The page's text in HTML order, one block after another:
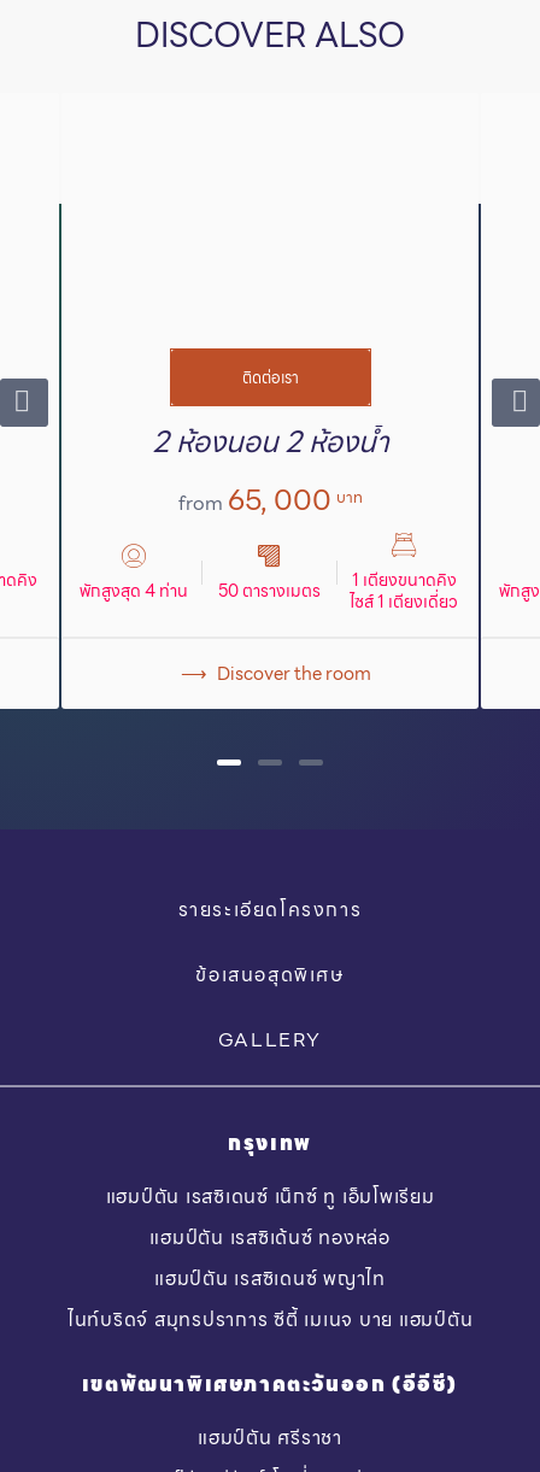
DISCOVER ALSO
ดคิง
ติดต่อเรา
2 ห้องนอน 2 ห้องน้ำ
from 65, 000 บาท
พักสูงสุด 4 ท่าน 50 ตารางเมตร
1 เตียงขนาดคิง
ไซส์ 1 เตียงเดี่ยว
Discover the room
พักสู
รายระเอียดโครงการ
ข้อเสนอสุดพิเศษ
GALLERY
กรุงเทพ
แฮมป์ตัน เรสซิเดนซ์ เน็กซ์ ทู เอ็มโพเรียม
แฮมป์ตัน เรสซิเด้นซ์ ทองหล่อ
แฮมป์ตัน เรสซิเดนซ์ พญาไท
ไนท์บริดจ์ สมุทรปราการ ซีตี้ เมเนจ บาย แฮมป์ตัน
เขตพัฒนาพิเศษภาคตะวันออก (อีอีซี)
แฮมป์ตัน ศรีราชา